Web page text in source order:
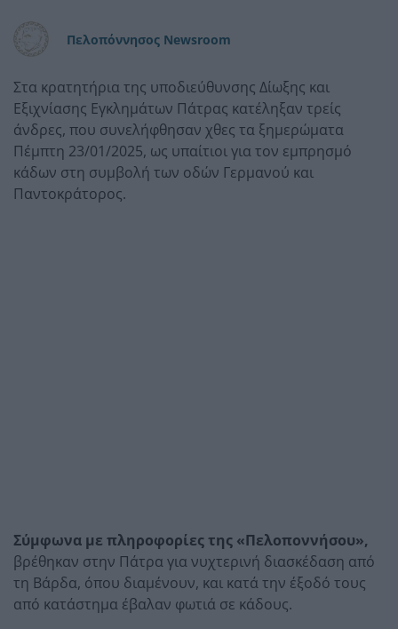
Πελοπόννησος Newsroom
Στα κρατητήρια της υποδιεύθυνσης Δίωξης και
Εξιχνίασης Εγκλημάτων Πάτρας κατέληξαν τρείς
άνδρες, που συνελήφθησαν χθες τα ξημερώματα
Πέμπτη 23/01/2025, ως υπαίτιοι για τον εμπρησμό
κάδων στη συμβολή των οδών Γερμανού και
Παντοκράτορος.
Σύμφωνα με πληροφορίες της «Πελοποννήσου»,
βρέθηκαν στην Πάτρα για νυχτερινή διασκέδαση από
τη Βάρδα, όπου διαμένουν, και κατά την έξοδό τους
από κατάστημα έβαλαν φωτιά σε κάδους.